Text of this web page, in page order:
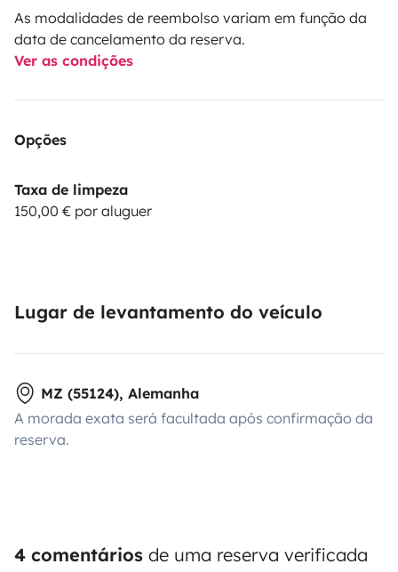
As modalidades de reembolso variam em função da
data de cancelamento da reserva.
Ver as condições
Opções
Taxa de limpeza
150,00 € por aluguer
Lugar de levantamento do veículo
MZ (55124), Alemanha
A morada exata será facultada após confirmação da
reserva.
4 comentários de uma reserva verificada